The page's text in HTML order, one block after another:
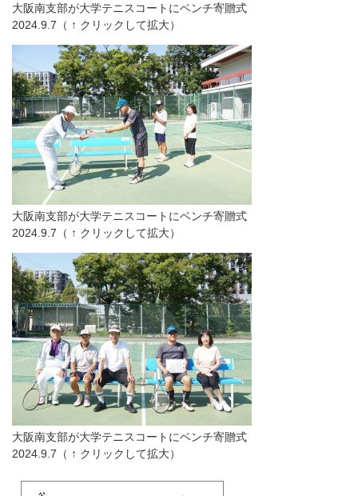
大阪南支部が大学テニスコートにベンチ寄贈式
2024.9.7（ ↑ クリックして拡大）
大阪南支部が大学テニスコートにベンチ寄贈式
2024.9.7（ ↑ クリックして拡大）
大阪南支部が大学テニスコートにベンチ寄贈式
2024.9.7（ ↑ クリックして拡大）